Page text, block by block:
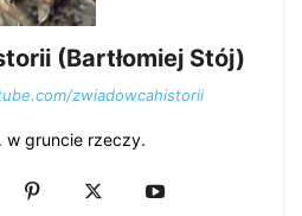
(Bartłomiej Stój)
zwiadowcahistorii
w gruncie rzeczy.